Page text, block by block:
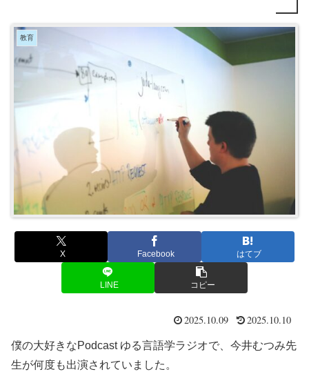
教育
X Facebook はてブ
LINE コピー
2025.10.09 2025.10.10
僕の大好きなPodcast ゆる言語学ラジオで、今井むつみ先
生が何度も出演されていました。